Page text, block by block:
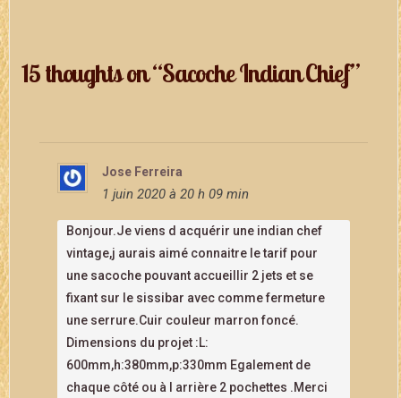
15 thoughts on “Sacoche Indian Chief”
Jose Ferreira
1 juin 2020 à 20 h 09 min
Bonjour.Je viens d acquérir une indian chef
vintage,j aurais aimé connaitre le tarif pour
une sacoche pouvant accueillir 2 jets et se
fixant sur le sissibar avec comme fermeture
une serrure.Cuir couleur marron foncé.
Dimensions du projet :L:
600mm,h:380mm,p:330mm Egalement de
chaque côté ou à l arrière 2 pochettes .Merci